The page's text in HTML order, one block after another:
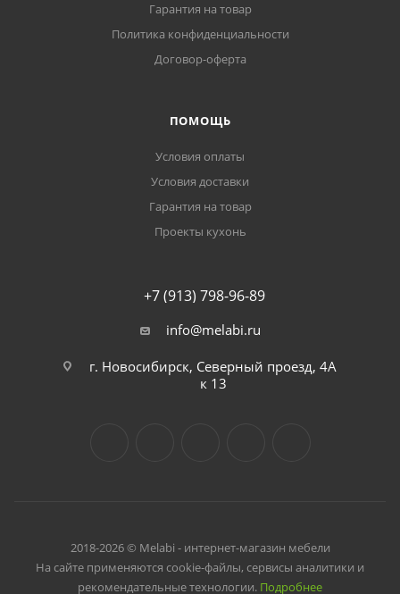
Гарантия на товар
Политика конфиденциальности
Договор-оферта
ПОМОЩЬ
Условия оплаты
Условия доставки
Гарантия на товар
Проекты кухонь
+7 (913) 798-96-89
info@melabi.ru
г. Новосибирск, Северный проезд, 4А
к 13
2018-2026 © Melabi - интернет-магазин мебели
На сайте применяются cookie-файлы, сервисы аналитики и
рекомендательные технологии. Подробнее